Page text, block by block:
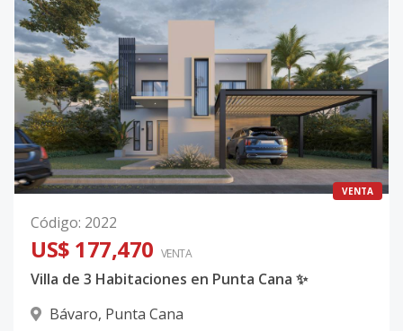
VENTA
Código: 2022
US$ 177,470 VENTA
Villa de 3 Habitaciones en Punta Cana ✨
Bávaro, Punta Cana